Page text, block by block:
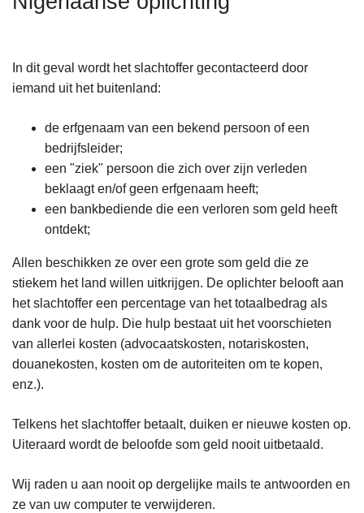
In dit geval wordt het slachtoffer gecontacteerd door
iemand uit het buitenland:
de erfgenaam van een bekend persoon of een
bedrijfsleider;
een "ziek" persoon die zich over zijn verleden
beklaagt en/of geen erfgenaam heeft;
een bankbediende die een verloren som geld heeft
ontdekt;
Allen beschikken ze over een grote som geld die ze
stiekem het land willen uitkrijgen. De oplichter belooft aan
het slachtoffer een percentage van het totaalbedrag als
dank voor de hulp. Die hulp bestaat uit het voorschieten
van allerlei kosten (advocaatskosten, notariskosten,
douanekosten, kosten om de autoriteiten om te kopen,
enz.).
Telkens het slachtoffer betaalt, duiken er nieuwe kosten op.
Uiteraard wordt de beloofde som geld nooit uitbetaald.
Wij raden u aan nooit op dergelijke mails te antwoorden en
ze van uw computer te verwijderen.